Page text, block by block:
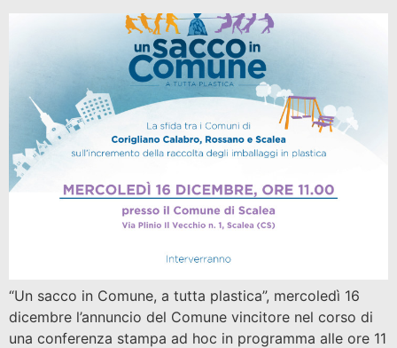
“Un sacco in Comune, a tutta plastica”, mercoledì 16
dicembre l’annuncio del Comune vincitore nel corso di
una conferenza stampa ad hoc in programma alle ore 11